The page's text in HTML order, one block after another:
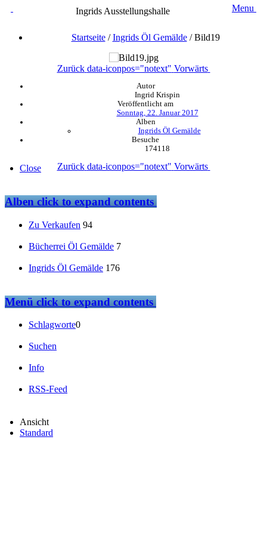
Ingrids Ausstellungshalle Menu
Startseite/Ingrids Öl Gemälde/Bild19
Zurück data-iconpos="notext" Vorwärts
Autor
Ingrid Krispin
Veröffentlicht am
Sonntag, 22. Januar 2017
Alben
Ingrids Öl Gemälde
Besuche
174118
Zurück data-iconpos="notext" Vorwärts
Close
Albenclick to expand contents
Zu Verkaufen 94
Bücherrei Öl Gemälde 7
Ingrids Öl Gemälde 176
Menüclick to expand contents
Schlagworte0
Suchen
Info
RSS-Feed
Ansicht
Standard